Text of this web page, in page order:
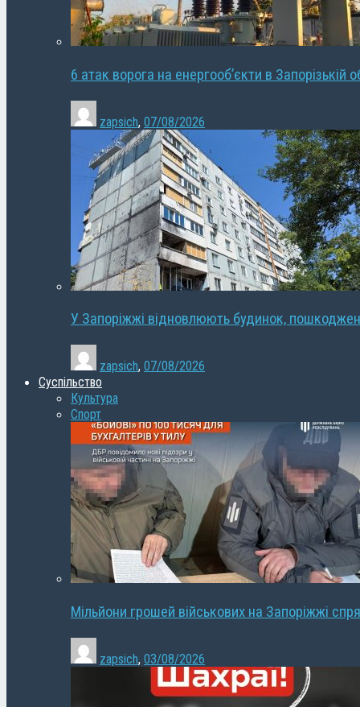
6 атак ворога на енергооб’єкти в Запорізькій
zapsich, 07/08/2026
У Запоріжжі відновлюють будинок,
zapsich, 07/08/2026
Суспільство
Культура
Спорт
Мільйони грошей військових на Запоріжжі
zapsich, 03/08/2026